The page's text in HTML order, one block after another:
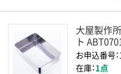
大屋製作
ト
お申込番号
在庫：1点